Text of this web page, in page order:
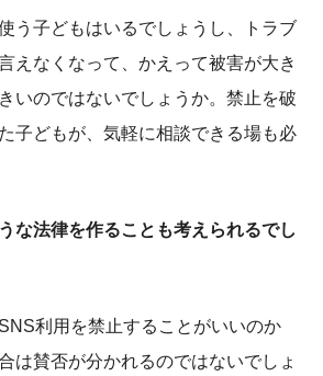
う子どもはいるでしょうし、トラブ
えなくなって、かえって被害が大き
いのではないでしょうか。禁止を破
子どもが、気軽に相談できる場も必
法律を作ることも考えられるでし
利用を禁止することがいいのか
は賛否が分かれるのではないでしょ